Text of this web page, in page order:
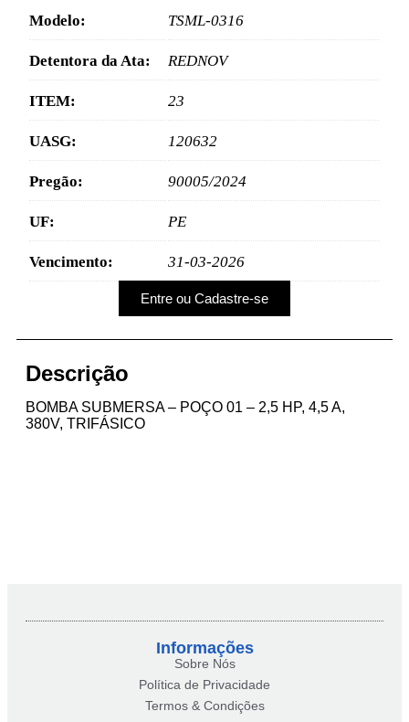
Modelo: TSML-0316
Detentora da Ata: REDNOV
ITEM: 23
UASG: 120632
Pregão: 90005/2024
UF: PE
Vencimento: 31-03-2026
Entre ou Cadastre-se
Descrição
BOMBA SUBMERSA – POÇO 01 – 2,5 HP, 4,5 A,
380V, TRIFÁSICO
Informações
Sobre Nós
Política de Privacidade
Termos & Condições